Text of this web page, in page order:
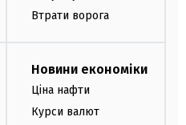
Втрати ворога
Новини економіки
Ціна нафти
Курси валют